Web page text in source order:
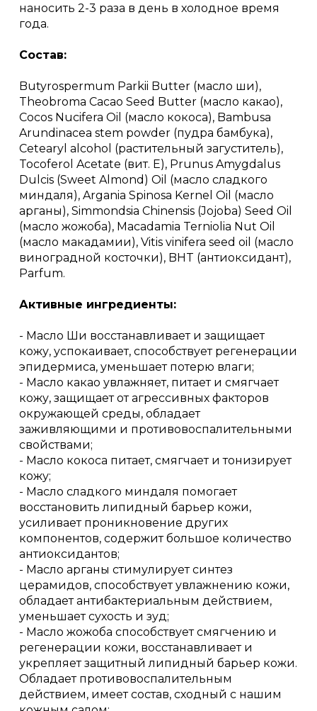
наносить 2-3 раза в день в холодное время
года.
Состав:
Butyrospermum Parkii Butter (масло ши),
Theobroma Cacao Seed Butter (масло какао),
Cocos Nucifera Oil (масло кокоса), Bambusa
Arundinacea stem powder (пудра бамбука),
Cetearyl alcohol (растительный загуститель),
Tocoferol Acetate (вит. Е), Prunus Amygdalus
Dulcis (Sweet Almond) Oil (масло сладкого
миндаля), Argania Spinosa Kernel Oil (масло
арганы), Simmondsia Chinensis (Jojoba) Seed Oil
(масло жожоба), Macadamia Terniolia Nut Oil
(масло макадамии), Vitis vinifera seed oil (масло
виноградной косточки), BHT (антиоксидант),
Parfum.
Активные ингредиенты:
- Масло Ши восстанавливает и защищает
кожу, успокаивает, способствует регенерации
эпидермиса, уменьшает потерю влаги;
- Масло какао увлажняет, питает и смягчает
кожу, защищает от агрессивных факторов
окружающей среды, обладает
заживляющими и противовоспалительными
свойствами;
- Масло кокоса питает, смягчает и тонизирует
кожу;
- Масло сладкого миндаля помогает
восстановить липидный барьер кожи,
усиливает проникновение других
компонентов, содержит большое количество
антиоксидантов;
- Масло арганы стимулирует синтез
церамидов, способствует увлажнению кожи,
обладает антибактериальным действием,
уменьшает сухость и зуд;
- Масло жожоба способствует смягчению и
регенерации кожи, восстанавливает и
укрепляет защитный липидный барьер кожи.
Обладает противовоспалительным
действием, имеет состав, сходный с нашим